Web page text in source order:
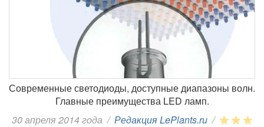
Современные светодиоды, доступные диапазоны волн.
Главные преимущества LED ламп.
30 апреля 2014 года / Редакция LePlants.ru /